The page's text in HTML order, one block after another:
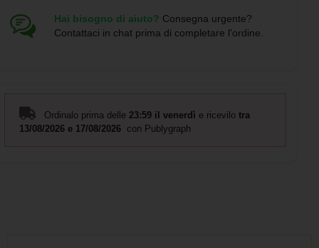
Hai bisogno di aiuto? Consegna urgente?
Contattaci in chat prima di completare l'ordine.
Ordinalo prima delle 23:59 il venerdì e ricevilo tra
13/08/2026 e 17/08/2026 con Publygraph